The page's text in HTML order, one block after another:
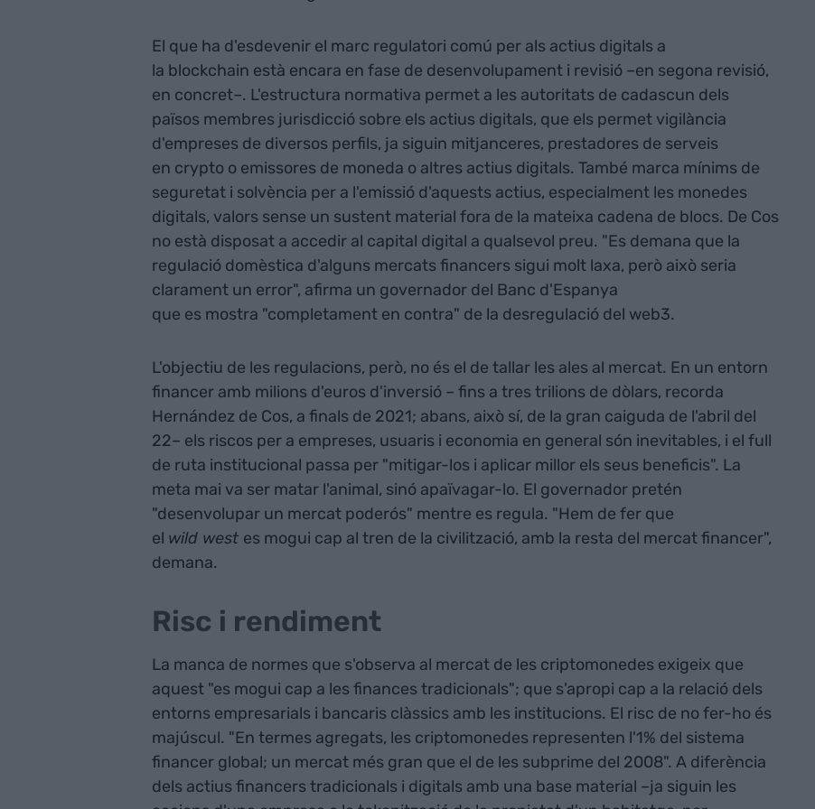
El que ha d'esdevenir el marc regulatori comú per als actius digitals a
la blockchain està encara en fase de desenvolupament i revisió –en segona revisió,
en concret–. L'estructura normativa permet a les autoritats de cadascun dels
països membres jurisdicció sobre els actius digitals, que els permet vigilància
d'empreses de diversos perfils, ja siguin mitjanceres, prestadores de serveis
en crypto o emissores de moneda o altres actius digitals. També marca mínims de
seguretat i solvència per a l'emissió d'aquests actius, especialment les monedes
digitals, valors sense un sustent material fora de la mateixa cadena de blocs. De Cos
no està disposat a accedir al capital digital a qualsevol preu. "Es demana que la
regulació domèstica d'alguns mercats financers sigui molt laxa, però això seria
clarament un error", afirma un governador del Banc d'Espanya
que es mostra "completament en contra" de la desregulació del web3.
L'objectiu de les regulacions, però, no és el de tallar les ales al mercat. En un entorn
financer amb milions d'euros d'inversió – fins a tres trilions de dòlars, recorda
Hernández de Cos, a finals de 2021; abans, això sí, de la gran caiguda de l'abril del
22– els riscos per a empreses, usuaris i economia en general són inevitables, i el full
de ruta institucional passa per "mitigar-los i aplicar millor els seus beneficis". La
meta mai va ser matar l'animal, sinó apaïvagar-lo. El governador pretén
"desenvolupar un mercat poderós" mentre es regula. "Hem de fer que
el wild west es mogui cap al tren de la civilització, amb la resta del mercat financer",
demana.
Risc i rendiment
La manca de normes que s'observa al mercat de les criptomonedes exigeix que
aquest "es mogui cap a les finances tradicionals"; que s'apropi cap a la relació dels
entorns empresarials i bancaris clàssics amb les institucions. El risc de no fer-ho és
majúscul. "En termes agregats, les criptomonedes representen l'1% del sistema
financer global; un mercat més gran que el de les subprime del 2008". A diferència
dels actius financers tradicionals i digitals amb una base material –ja siguin les